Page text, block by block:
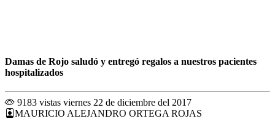
Damas de Rojo saludó y entregó regalos a nuestros pacientes
hospitalizados
9183 vistas viernes 22 de diciembre del 2017
MAURICIO ALEJANDRO ORTEGA ROJAS